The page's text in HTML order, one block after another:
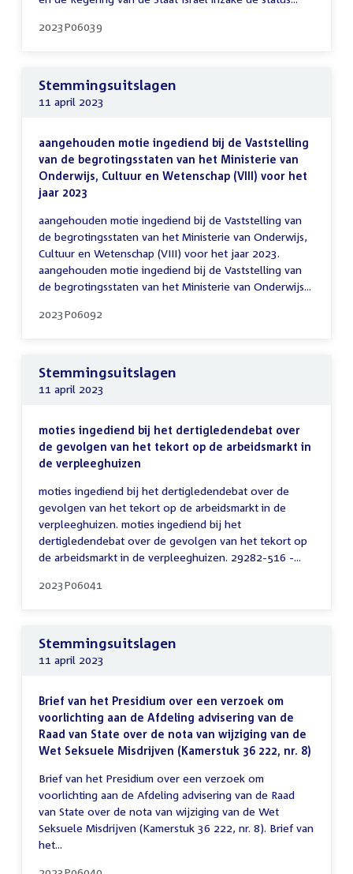
2023P06039
Stemmingsuitslagen
11 april 2023
aangehouden motie ingediend bij de Vaststelling
van de begrotingsstaten van het Ministerie van
Onderwijs, Cultuur en Wetenschap (VIII) voor het
jaar 2023
aangehouden motie ingediend bij de Vaststelling van
de begrotingsstaten van het Ministerie van Onderwijs,
Cultuur en Wetenschap (VIII) voor het jaar 2023.
aangehouden motie ingediend bij de Vaststelling van
de begrotingsstaten van het Ministerie van Onderwijs...
2023P06092
Stemmingsuitslagen
11 april 2023
moties ingediend bij het dertigledendebat over
de gevolgen van het tekort op de arbeidsmarkt in
de verpleeghuizen
moties ingediend bij het dertigledendebat over de
gevolgen van het tekort op de arbeidsmarkt in de
verpleeghuizen. moties ingediend bij het
dertigledendebat over de gevolgen van het tekort op
de arbeidsmarkt in de verpleeghuizen. 29282-516 -...
2023P06041
Stemmingsuitslagen
11 april 2023
Brief van het Presidium over een verzoek om
voorlichting aan de Afdeling advisering van de
Raad van State over de nota van wijziging van de
Wet Seksuele Misdrijven (Kamerstuk 36 222, nr. 8)
Brief van het Presidium over een verzoek om
voorlichting aan de Afdeling advisering van de Raad
van State over de nota van wijziging van de Wet
Seksuele Misdrijven (Kamerstuk 36 222, nr. 8). Brief van
het...